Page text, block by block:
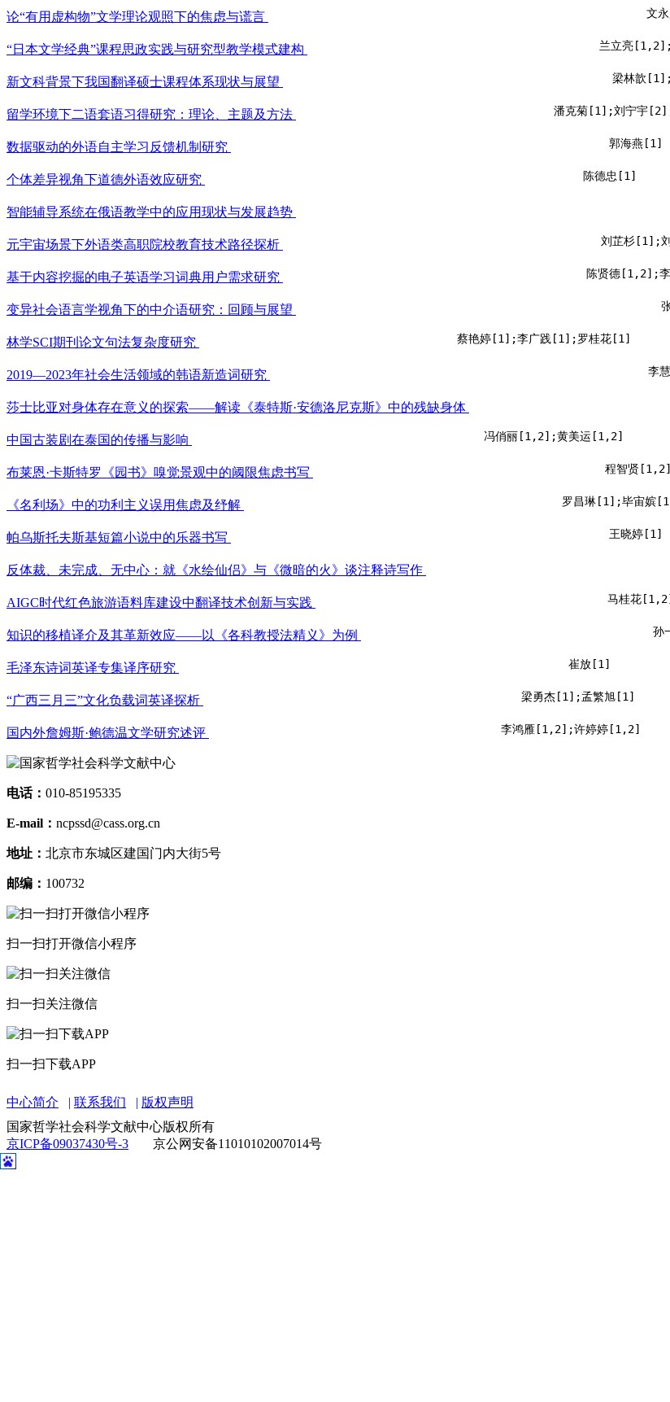
论“有用虚构物”文学理论观照下的焦虑与谎言 文
“日本文学经典”课程思政实践与研究型教学模式建构 兰立亮
新文科背景下我国翻译硕士课程体系现状与展望 梁林歆
留学环境下二语套语习得研究：理论、主题及方法 潘克菊[1];刘宁宇
数据驱动的外语自主学习反馈机制研究 郭海燕[1]
个体差异视角下道德外语效应研究 陈德忠[1]
智能辅导系统在俄语教学中的应用现状与发展趋势
元宇宙场景下外语类高职院校教育技术路径探析 刘芷杉[1];
基于内容挖掘的电子英语学习词典用户需求研究 陈贤德[1,2];
变异社会语言学视角下的中介语研究：回顾与展望
林学SCI期刊论文句法复杂度研究 蔡艳婷[1];李广践[1];罗桂花[1]
2019—2023年社会生活领域的韩语新造词研究 李
莎士比亚对身体存在意义的探索——解读《泰特斯·安德洛尼克斯》中的残缺身体
中国古装剧在泰国的传播与影响 冯俏丽[1,2];黄美运[1,2]
布莱恩·卡斯特罗《园书》嗅觉景观中的阈限焦虑书写 程智贤
《名利场》中的功利主义误用焦虑及纾解 罗昌琳[1];毕宙嫔
帕乌斯托夫斯基短篇小说中的乐器书写 王晓婷[1]
反体裁、未完成、无中心：就《水绘仙侣》与《微暗的火》谈注释诗写作
AIGC时代红色旅游语料库建设中翻译技术创新与实践 马桂花
知识的移植译介及其革新效应——以《各科教授法精义》为例 孙
毛泽东诗词英译专集译序研究 崔放[1]
“广西三月三”文化负载词英译探析 梁勇杰[1];孟繁旭[1]
国内外詹姆斯·鲍德温文学研究述评 李鸿雁[1,2];许婷婷[1,2]
电话： 010-85195335
E-mail： ncpssd@cass.org.cn
地址： 北京市东城区建国门内大街5号
邮编： 100732
扫一扫打开微信小程序
扫一扫关注微信
扫一扫下载APP
中心简介 联系我们
版权声明
国家哲学社会科学文献中心版权所有
京ICP备09037430号-3
京公网安备11010102007014号